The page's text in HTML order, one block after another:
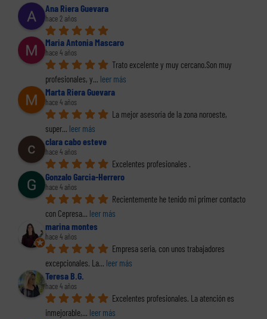
Ana Riera Guevara
hace 2 años
Maria Antonia Mascaro
hace 4 años
Trato excelente y muy cercano.Son muy
profesionales, y... leer más
Marta Riera Guevara
hace 4 años
La mejor asesoría de la zona noroeste,
super... leer más
clara cabo esteve
hace 4 años
Excelentes profesionales .
Gonzalo Garcia-Herrero
hace 4 años
Recientemente he tenido mi primer contacto
con Cepresa... leer más
marina montes
hace 4 años
Empresa seria, con unos trabajadores
excepcionales. La... leer más
Teresa B.G.
hace 4 años
Excelentes profesionales. La atención es
inmejorable,... leer más